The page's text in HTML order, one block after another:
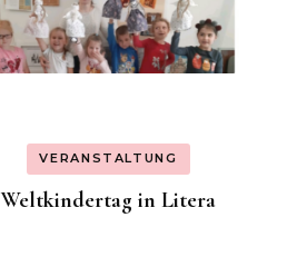
VERANSTALTUNG
Weltkindertag in Litera